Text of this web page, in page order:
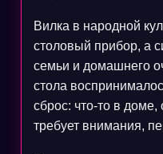
Вилка в народной
столовый прибор, а
семьи и домашнего
стола
сброс: что‑то в
требует внимания,